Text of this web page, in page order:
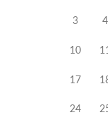
3 4
10 11
17
24